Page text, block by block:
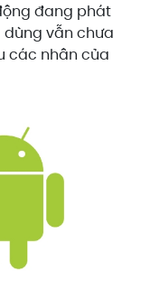
đang phát
dùng vẫn chưa
các nhân của